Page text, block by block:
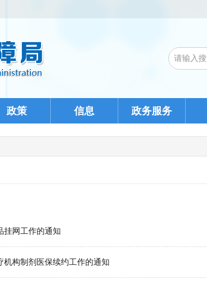
政策 信息 政务服务
挂网工作的通知
机构制剂医保续约工作的通知